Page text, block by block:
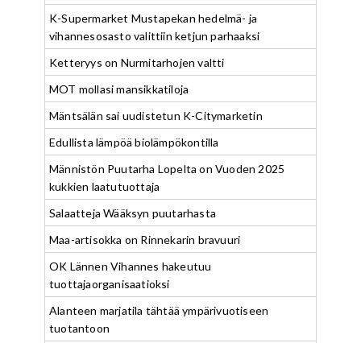
K-Supermarket Mustapekan hedelmä- ja
vihannesosasto valittiin ketjun parhaaksi
Ketteryys on Nurmitarhojen valtti
MOT mollasi mansikkatiloja
Mäntsälän sai uudistetun K-Citymarketin
Edullista lämpöä biolämpökontilla
Männistön Puutarha Lopelta on Vuoden 2025
kukkien laatutuottaja
Salaatteja Wääksyn puutarhasta
Maa-artisokka on Rinnekarin bravuuri
OK Lännen Vihannes hakeutuu
tuottajaorganisaatioksi
Alanteen marjatila tähtää ympärivuotiseen
tuotantoon